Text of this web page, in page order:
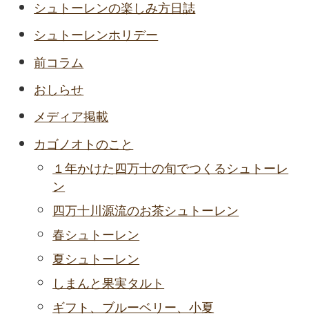
シュトーレンの楽しみ方日誌
シュトーレンホリデー
前コラム
おしらせ
メディア掲載
カゴノオトのこと
１年かけた四万十の旬でつくるシュトーレ
ン
四万十川源流のお茶シュトーレン
春シュトーレン
夏シュトーレン
しまんと果実タルト
ギフト、ブルーベリー、小夏